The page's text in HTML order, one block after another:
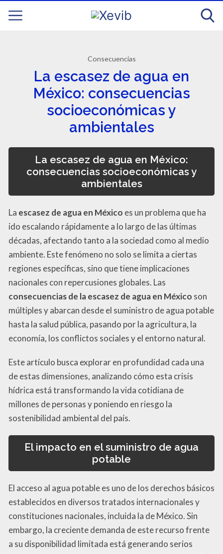
Consecuencias
La escasez de agua en
México: consecuencias
socioeconómicas y
ambientales
La escasez de agua en México:
consecuencias socioeconómicas y
ambientales
La escasez de agua en México es un problema que ha
ido escalando rápidamente a lo largo de las últimas
décadas, afectando tanto a la sociedad como al medio
ambiente. Este fenómeno no solo se limita a ciertas
regiones específicas, sino que tiene implicaciones
nacionales con repercusiones globales. Las
consecuencias de la escasez de agua en México son
múltiples y abarcan desde el suministro de agua potable
hasta la salud pública, pasando por la agricultura, la
economía, los conflictos sociales y el entorno natural.
Este artículo busca explorar en profundidad cada una
de estas dimensiones, analizando cómo esta crisis
hídrica está transformando la vida cotidiana de
millones de personas y poniendo en riesgo la
sostenibilidad ambiental del país.
El impacto en el suministro de agua
potable
El acceso al agua potable es uno de los derechos básicos
establecidos en diversos tratados internacionales y
constituciones nacionales, incluida la de México. Sin
embargo, la creciente demanda de este recurso frente
a su disponibilidad limitada está generando serios